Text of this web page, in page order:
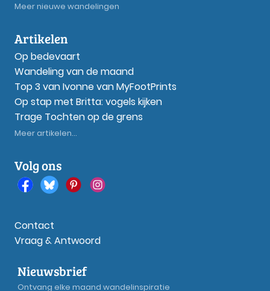
Meer nieuwe wandelingen
Artikelen
Op bedevaart
Wandeling van de maand
Top 3 van Ivonne van MyFootPrints
Op stap met Britta: vogels kijken
Trage Tochten op de grens
Meer artikelen...
Volg ons
Contact
Vraag & Antwoord
Nieuwsbrief
Ontvang elke maand wandelinspiratie